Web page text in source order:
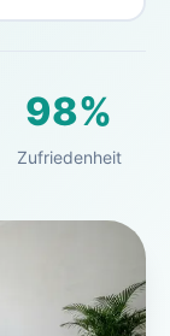
98%
Zufriedenheit